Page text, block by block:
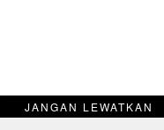
JANGAN LEWATKAN